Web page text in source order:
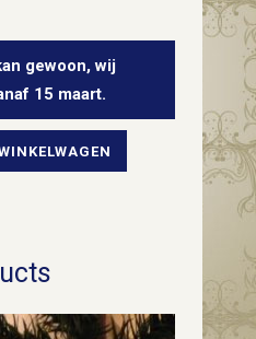
gewoon, wij
15 maart.